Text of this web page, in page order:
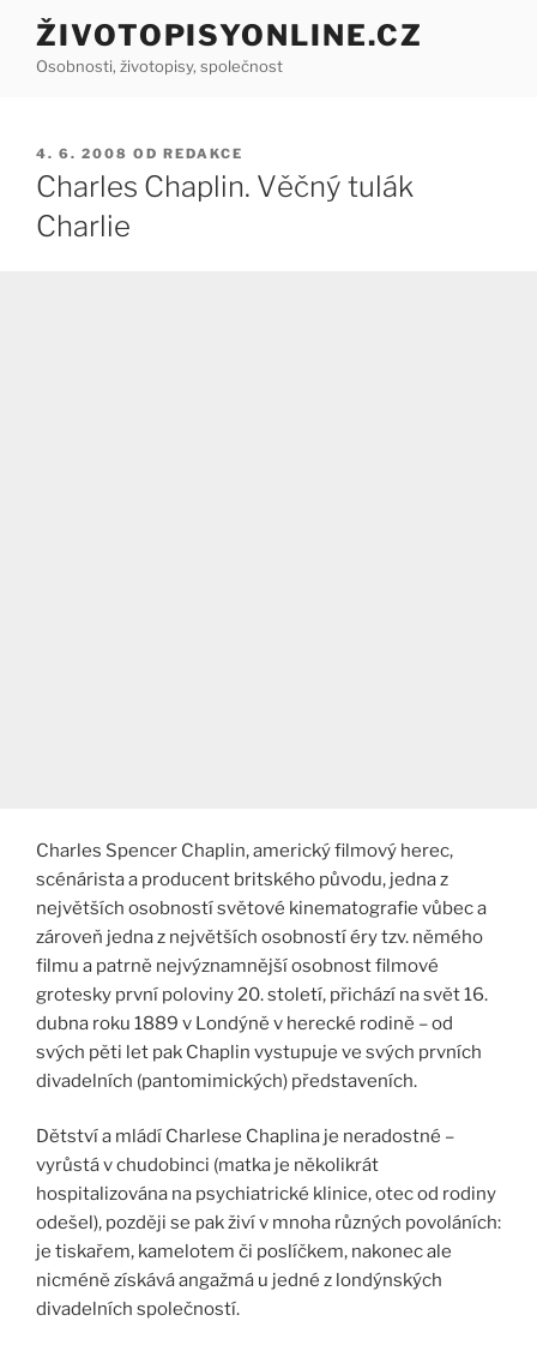
Přejít
obsahu
ŽIVOTOPISYONLINE.CZ
Osobnosti, životopisy, společnost
PUBLIKOVÁNO
4. 6. 2008 OD REDAKCE
Charles Chaplin. Věčný tulák
Charlie
Charles Spencer Chaplin, americký filmový herec,
scénárista a producent britského původu, jedna z
největších osobností světové kinematografie vůbec a
zároveň jedna z největších osobností éry tzv. němého
filmu a patrně nejvýznamnější osobnost filmové
grotesky první poloviny 20. století, přichází na svět 16.
dubna roku 1889 v Londýně v herecké rodině – od
svých pěti let pak Chaplin vystupuje ve svých prvních
divadelních (pantomimických) představeních.
Dětství a mládí Charlese Chaplina je neradostné –
vyrůstá v chudobinci (matka je několikrát
hospitalizována na psychiatrické klinice, otec od rodiny
odešel), později se pak živí v mnoha různých povoláních:
je tiskařem, kamelotem či poslíčkem, nakonec ale
nicméně získává angažmá u jedné z londýnských
divadelních společností.